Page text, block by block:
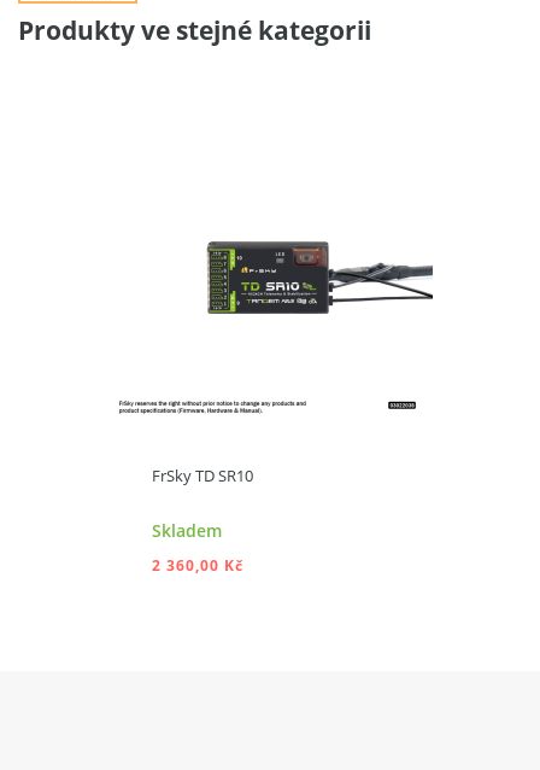
Produkty ve stejné kategorii
FrSky TD SR10
Skladem
2 360,00 Kč